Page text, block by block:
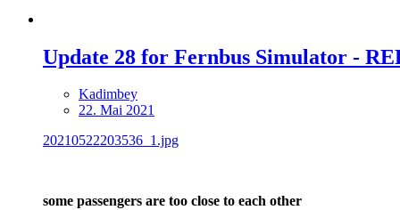
Update 28 for Fernbus Simulator -
Kadimbey
22. Mai 2021
20210522203536_1.jpg
some passengers are too close to each other